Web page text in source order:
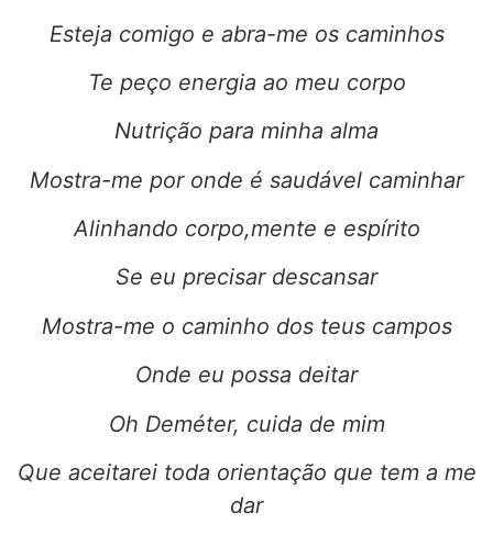
Esteja comigo e abra-me os caminhos
Te peço energia ao meu corpo
Nutrição para minha alma
Mostra-me por onde é saudável caminhar
Alinhando corpo,mente e espírito
Se eu precisar descansar
Mostra-me o caminho dos teus campos
Onde eu possa deitar
Oh Deméter, cuida de mim
Que aceitarei toda orientação que tem a me
dar